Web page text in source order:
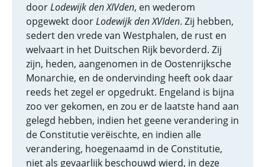
doorLodewijk den XIVden, en wederom
opgewekt doorLodewijk den XVIden. Zij hebben,
sedert den vrede van Westphalen, de rust en
welvaart in het Duitschen Rijk bevorderd. Zij
zijn, heden, aangenomen in de Oostenrijksche
Monarchie, en de ondervinding heeft ook daar
reeds het zegel er opgedrukt. Engeland is bijna
zoo ver gekomen, en zou er de laatste hand aan
gelegd hebben, indien het geene verandering in
de Constitutie verëischte, en indien alle
verandering, hoegenaamd in de Constitutie,
niet als gevaarlijk beschouwd wierd, in deze